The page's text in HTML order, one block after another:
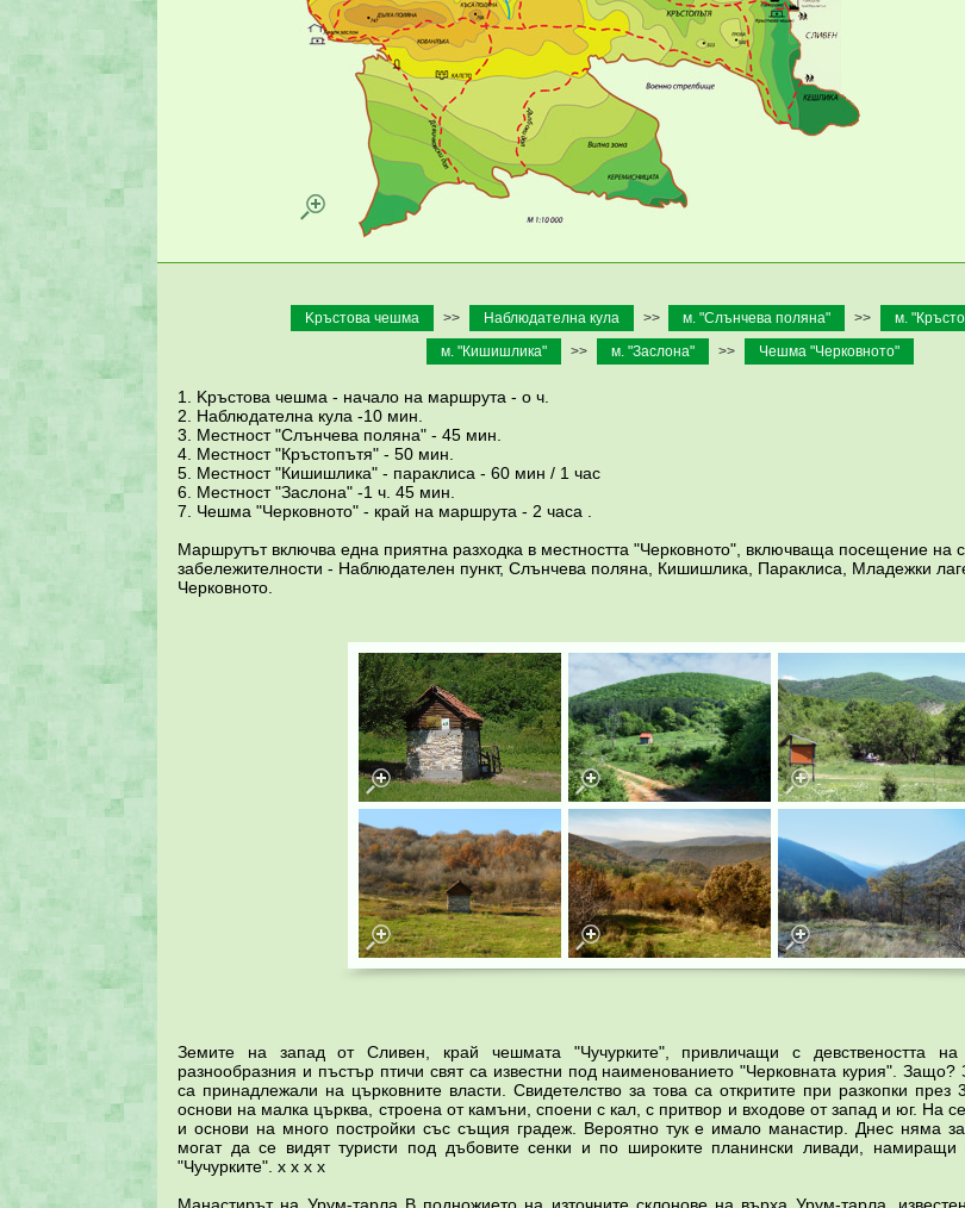
Kръстова чешма >> Наблюдателна кула >> м. "Слънчева поляна" >> м.
м. "Кишишлика"
>> м. "Заслона" >> Чешма "Черковното"
1. Kръстова чешма - начало на маршрута - о ч.
2. Наблюдателна кула -10 мин.
3. Местност "Слънчева поляна" - 45 мин.
4. Местност "Кръстопътя" - 50 мин.
5. Местност "Кишишлика" - параклиса - 60 мин / 1 час
6. Местност "Заслона" -1 ч. 45 мин.
7. Чешма "Черковното" - край на маршрута - 2 часа .
Маршрутът включва една приятна разходка в местността "Черковното", включваща посещение на
забележителности - Наблюдателен пункт, Слънчева поляна, Кишишлика, Параклиса, Младежки
Черковното.
Земите на запад от Сливен, край чешмата "Чучурките", привличащи с девствеността на
разнообразния и пъстър птичи свят са известни под наименованието "Черковната курия". Защо?
са принадлежали на църковните власти. Свидетелство за това са откритите при разкопки
основи на малка църква, строена от камъни, споени с кал, с притвор и входове от запад и юг. На
и основи на много постройки със същия градеж. Вероятно тук е имало манастир. Днес няма
могат да се видят туристи под дъбовите сенки и по широките планински ливади,
"Чучурките". x x x x